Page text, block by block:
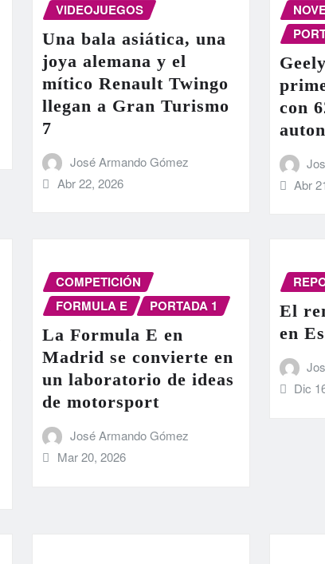
VIDEOJUEGOS
Una bala asiática, una
joya alemana y el
mítico Renault Twingo
llegan a Gran Turismo
7
José Armando Gómez
Abr 22, 2026
con
Abr
COMPETICIÓN
FORMULA E
PORTADA 1
La Formula E en
Madrid se convierte en
un laboratorio de ideas
de motorsport
José Armando Gómez
Mar 20, 2026
El
en
Dic